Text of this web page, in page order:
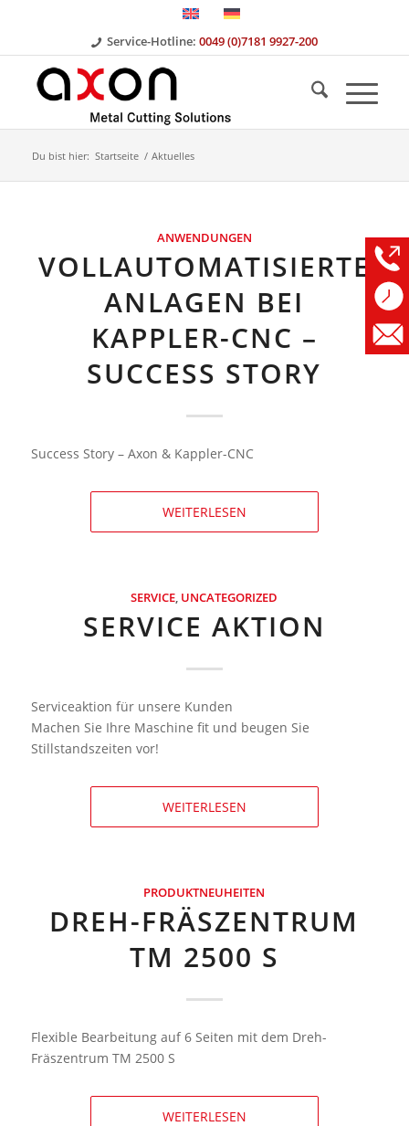
Service-Hotline:0049 (0)7181 9927-200
Du bist hier: Startseite / Aktuelles
ANWENDUNGEN
VOLLAUTOMATISIERTE
ANLAGEN BEI
KAPPLER-CNC –
SUCCESS STORY
Success Story – Axon & Kappler-CNC
WEITERLESEN
SERVICE, UNCATEGORIZED
SERVICE AKTION
Serviceaktion für unsere Kunden
Machen Sie Ihre Maschine fit und beugen Sie
Stillstandszeiten vor!
WEITERLESEN
PRODUKTNEUHEITEN
DREH-FRÄSZENTRUM
TM 2500 S
Flexible Bearbeitung auf 6 Seiten mit dem Dreh-
Fräszentrum TM 2500 S
WEITERLESEN